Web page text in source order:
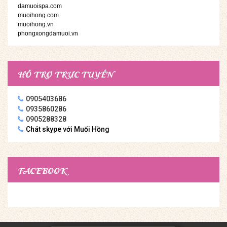
damuoispa.com
muoihong.com
muoihong.vn
phongxongdamuoi.vn
HỖ TRỢ TRỰC TUYẾN
0905403686
0935860286
0905288328
Chát skype với Muối Hồng
FACEBOOK